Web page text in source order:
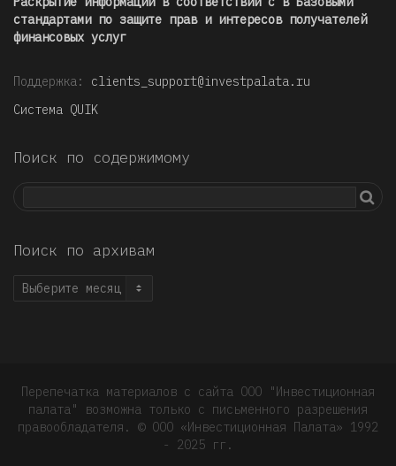
стандартами по защите прав и интересов получателей
финансовых услуг
Поддержка: clients_support@investpalata.ru
Система QUIK
Поиск по содержимому
Поиск по архивам
Поиск
Перепечатка материалов с сайта ООО "Инвестиционная
палата" возможна только с письменного разрешения
правообладателя. © OOO «Инвестиционная Палата» 1992
- 2025 гг.